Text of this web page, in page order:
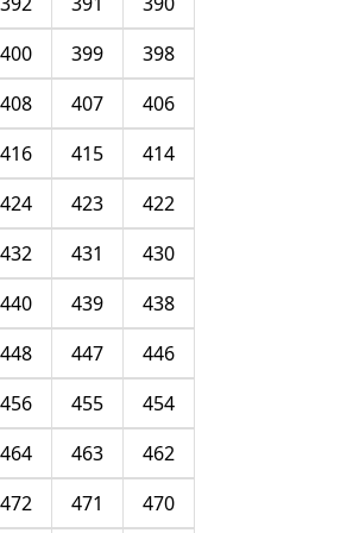
398
399
400
406
407
408
414
415
416
422
423
424
430
431
432
438
439
440
446
447
448
454
455
456
462
463
464
470
471
472